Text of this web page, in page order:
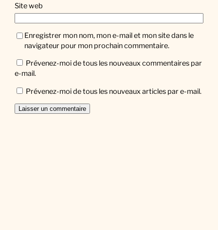
Site web
Enregistrer mon nom, mon e-mail et mon site dans le
navigateur pour mon prochain commentaire.
Prévenez-moi de tous les nouveaux commentaires par
e-mail.
Prévenez-moi de tous les nouveaux articles par e-mail.